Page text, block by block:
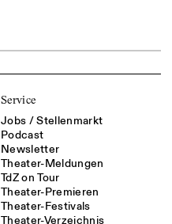
Service
Jobs / Stellenmarkt
Podcast
Newsletter
Theater-Meldungen
TdZ on Tour
Theater-Premieren
Theater-Festivals
Theater-Verzeichnis